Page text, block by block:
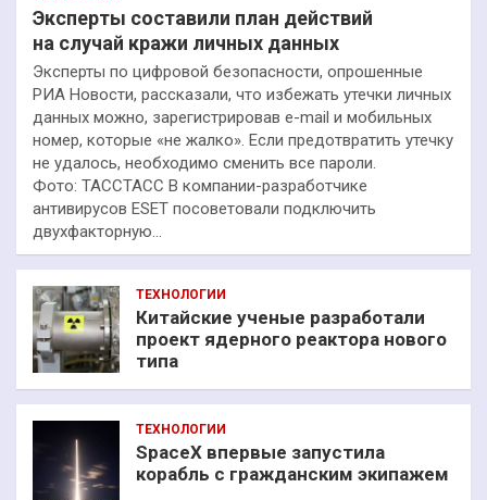
Эксперты составили план действий
на случай кражи личных данных
Эксперты по цифровой безопасности, опрошенные
РИА Новости, рассказали, что избежать утечки личных
данных можно, зарегистрировав e-mail и мобильных
номер, которые «не жалко». Если предотвратить утечку
не удалось, необходимо сменить все пароли.
Фото: ТАССТАСС В компании-разработчике
антивирусов ESET посоветовали подключить
двухфакторную…
ТЕХНОЛОГИИ
Китайские ученые разработали
проект ядерного реактора нового
типа
ТЕХНОЛОГИИ
SpaceX впервые запустила
корабль с гражданским экипажем